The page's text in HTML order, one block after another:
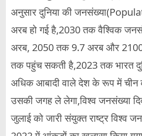
अनुसार दुनिया की
अरब हो गई है,2030 तक वैश्विक
अरब, 2050 तक 9.7 अरब और
तक पहुंच सकती है,2023 तक भारत
अधिक आबादी वाले देश के रूप में चीन
उसकी जगह ले लेगा,विश्व जनसंख्या
जुलाई को जारी संयुक्त राष्ट्र विश्व